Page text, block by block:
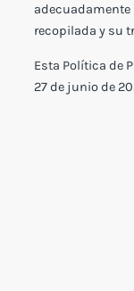
recopilada y su
Esta Política de
27 de junio de